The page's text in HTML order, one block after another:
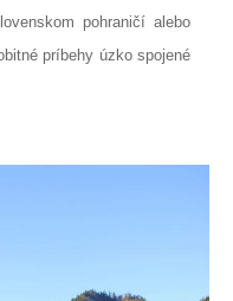
pohraničí alebo
príbehy úzko spojené